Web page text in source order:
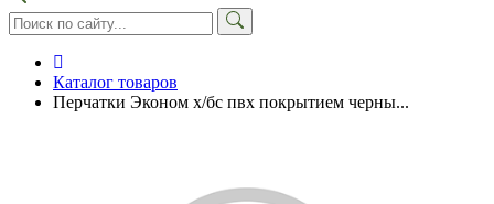
Каталог товаров
Перчатки Эконом х/бс пвх покрытием черны...